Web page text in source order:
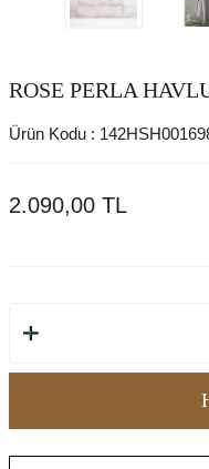
ROSE PERLA
Ürün Kodu :
2.090,00 TL